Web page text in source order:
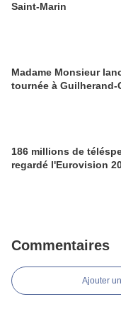
Saint-Marin
Madame Monsieur
tournée à Guilherand-
186 millions de
regardé l'Eurovision
Commentaires
Ajouter